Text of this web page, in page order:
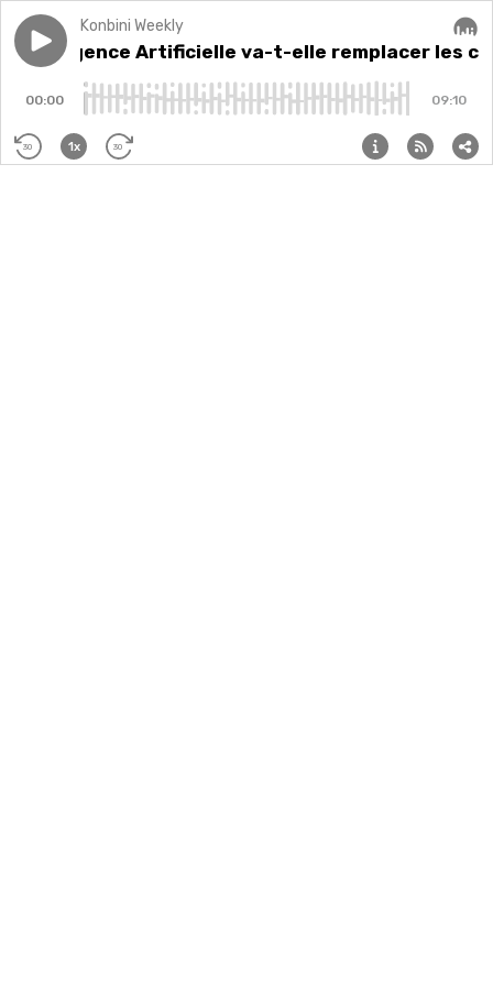
Play episodeL'Intelligence Artificielle va-t-elle remplacer les
Konbini Weekly
L'Intelligence Artificielle va-t-elle remplacer les
00:00 09:10
30 1x 30